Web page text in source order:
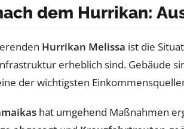
dem Hurrikan:
Hurrikan Melissa ist die
erheblich sind. Gebäude
der wichtigsten
hat umgehend Maßnahmen